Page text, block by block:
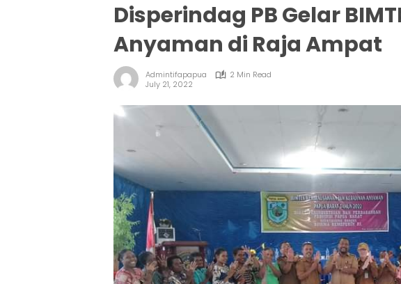
Disperindag PB Gelar
Anyaman di Raja Ampat
Admintifapapua
2 Min Read
July 21, 2022